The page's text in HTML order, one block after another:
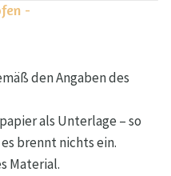
-
den Angaben des
als Unterlage – so
brennt nichts ein.
Material.